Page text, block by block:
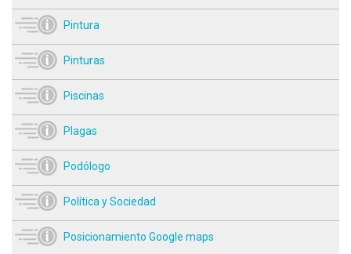
Pintura
Pinturas
Piscinas
Plagas
Podólogo
Política y Sociedad
Posicionamiento Google maps